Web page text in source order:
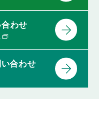
」「あのバスに乗
うに、「～しない
った条件を表す文
わせ
合わせ